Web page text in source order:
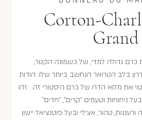
Corton-
כרם גדולה למדי, של כשמונה הקטר,
בלב הטרואר הנחשב ביותר שלו. הודות
את מלוא הדרו של כרם היסטורי זה. זהו
ניחוחות וטעמים "קרים", "חדים"
ורעננות, טהור, אצילי ובעל פוטנציאל יישון